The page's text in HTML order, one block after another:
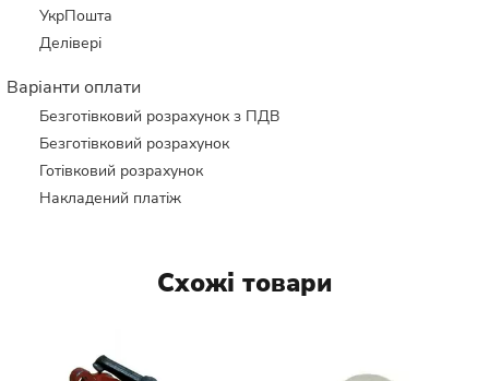
УкрПошта
Делівері
Варіанти оплати
Безготівковий розрахунок з ПДВ
Безготівковий розрахунок
Готівковий розрахунок
Накладений платіж
Схожі товари